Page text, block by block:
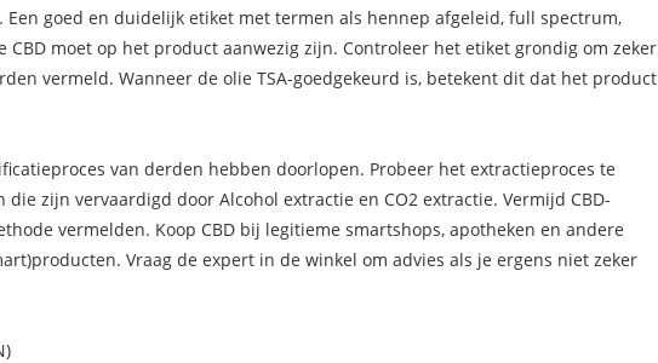
Een goed en duidelijk etiket met termen als hennep afgeleid, full spectrum,
moet op het product aanwezig zijn. Controleer het etiket grondig om zeker
vermeld. Wanneer de olie TSA-goedgekeurd is, betekent dit dat het product
van derden hebben doorlopen. Probeer het extractieproces te
zijn vervaardigd door Alcohol extractie en CO2 extractie. Vermijd CBD-
vermelden. Koop CBD bij legitieme smartshops, apotheken en andere
Vraag de expert in de winkel om advies als je ergens niet zeker